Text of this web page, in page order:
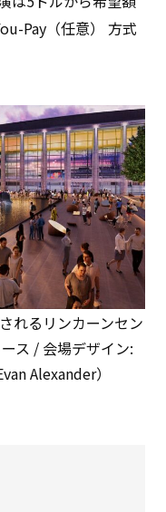
Pay（任意） 方式
れるリンカーンセン
ス / 会場デザイン:
Alexander）